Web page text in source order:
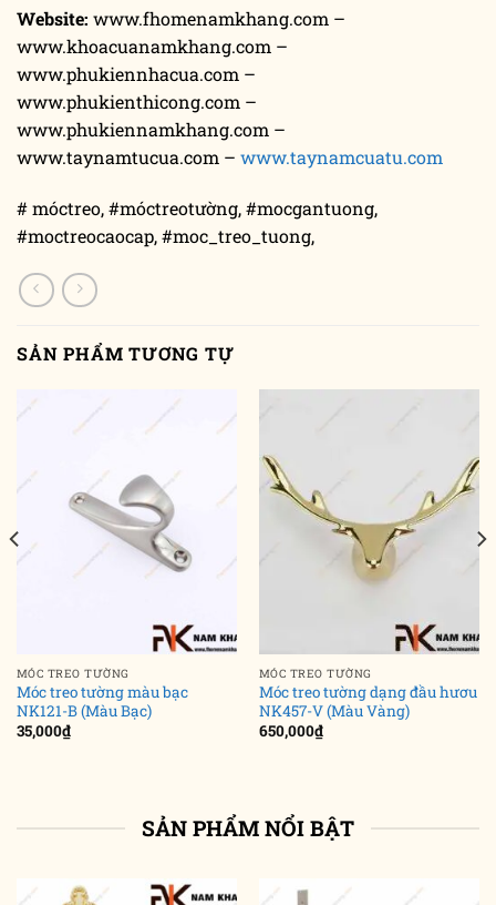
Website: www.fhomenamkhang.com –
www.khoacuanamkhang.com –
www.phukiennhacua.com –
www.phukienthicong.com –
www.phukiennamkhang.com –
www.taynamtucua.com – www.taynamcuatu.com
# móctreo, #móctreotường, #mocgantuong,
#moctreocaocap, #moc_treo_tuong,
SẢN PHẨM TƯƠNG TỰ
MÓC TREO TƯỜNG
Móc treo tường màu bạc
NK121-B (Màu Bạc)
35,000₫
MÓC TREO TƯỜNG
Móc treo tường dạng đầu hươu
NK457-V (Màu Vàng)
650,000₫
SẢN PHẨM NỔI BẬT